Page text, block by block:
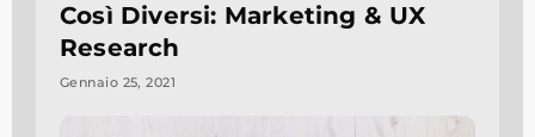
Così Diversi: Marketing & UX
Research
Gennaio 25, 2021